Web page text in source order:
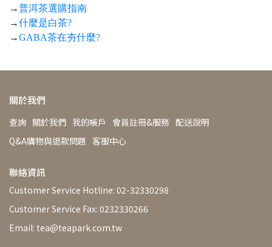
→普洱茶選購指南
→什麼是白茶?
→GABA茶在夯什麼?
關於我們
查詢 關於我們 我的帳戶 會員註冊&服務 配送說明
Q&A購物與退款問題 客服中心
聯絡資訊
Customer Service Hotline: 02-32330298
Customer Service Fax: 0232330266
Email: tea@teapark.com.tw